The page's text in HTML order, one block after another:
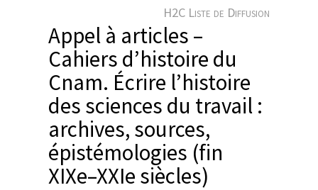
H2C Liste de Diffusion
Appel à articles –
Cahiers d’histoire du
Cnam. Écrire l’histoire
des sciences du travail :
archives, sources,
épistémologies (fin
XIXe–XXIe siècles)